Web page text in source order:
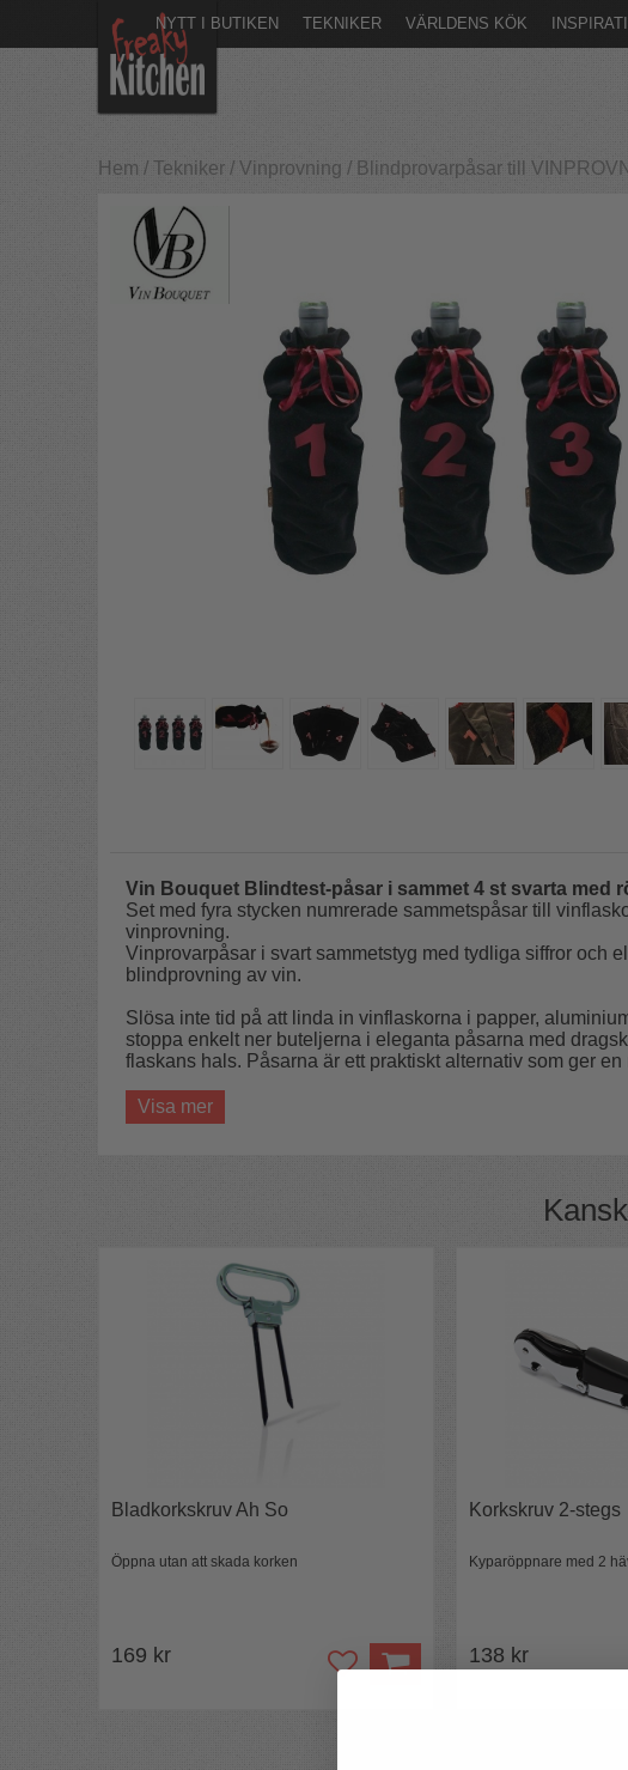
NYTT I BUTIKEN TEKNIKER VÄRLDENS KÖK
Hem / Tekniker / Vinprovning / Blindprovarpåsar till
Vin Bouquet Blindtest-påsar i sammet 4 st svarta med
Set med fyra stycken numrerade sammetspåsar till
vinprovning.
Vinprovarpåsar i svart sammetstyg med tydliga siffror och
blindprovning av vin.
Slösa inte tid på att linda in vinflaskorna i papper,
stoppa enkelt ner buteljerna i eleganta påsarna med
flaskans hals. Påsarna är ett praktiskt alternativ som ger
4 numrerade påsar
Döljer etikett & varumärke
flaska som är vilken utan att se etiketten, designade för
Blindprovarpåsar som passar vinflaskor från både
påsarna sitter löst på vinflaskorna utan att avslöja
distrikt flaskan kommer.
Vingömmorna är helt perfekt när du ska ha en
Blindprovning påsar till flaskor för vinprovning4
velourtyg numrerade med var sin siffra 1,2,3 och 4 i rött.
Visa mer
Bladkorkskruv Ah So
Öppna utan att skada korken
169 kr
Korkskruv 2-stegs
Kyparöppnare med 2
138 kr